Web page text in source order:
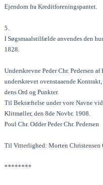
Ejendom fra Kreditforeningspantet.
5.
I Søgsmaalstilfælde anvendes den
1828.
Underskrevne Peder Chr. Pedersen
underskrevet ovenstaaende
dens Ord og Punkter.
Til Bekræftelse under vore Navne
Klitmøller, den 8de Novbr. 1908.
Poul Chr. Odder Peder Chr. Pedersen
Til Vitterlighed: Morten Christensen
********